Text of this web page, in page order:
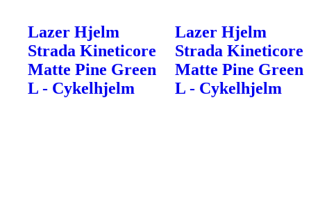
Lazer Hjelm
Strada Kineticore
Matte Pine Green
L - Cykelhjelm
Lazer Hjelm
Strada Kineticore
Matte Pine Green
L - Cykelhjelm